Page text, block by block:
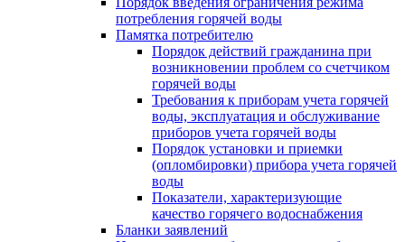
потребления горячей воды
Памятка потребителю
Порядок действий гражданина при
возникновении проблем со счетчиком
горячей воды
Требования к приборам учета горячей
воды, эксплуатация и обслуживание
приборов учета горячей воды
Порядок установки и приемки
(опломбировки) прибора учета горячей
воды
Показатели, характеризующие
качество горячего водоснабжения
Бланки заявлений